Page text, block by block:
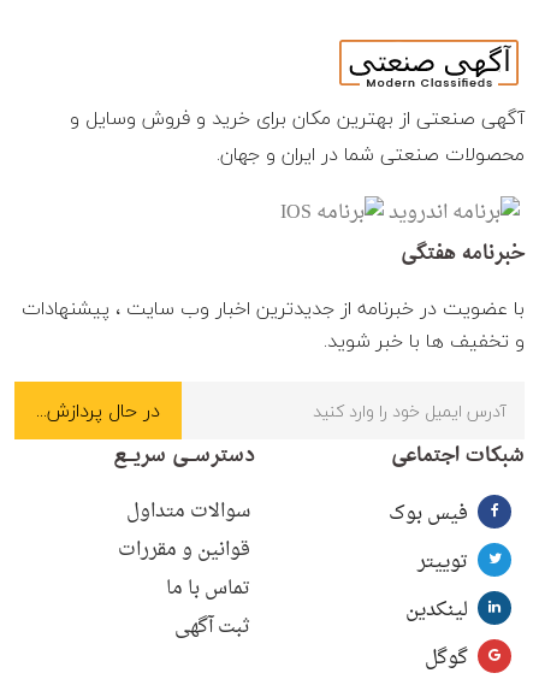
آگهی صنعتی از بهترین مکان برای خرید و فروش وسایل و
محصولات صنعتی شما در ایران و جهان.
خبرنامه هفتگی
با عضویت در خبرنامه از جدیدترین اخبار وب سایت ، پیشنهادات
و تخفیف ها با خبر شوید.
شبکات اجتماعی
فیس بوک
توییتر
لینکدین
گوگل
دسترسـی سریـع
سوالات متداول
قوانین و مقررات
تماس با ما
ثبت آگهی